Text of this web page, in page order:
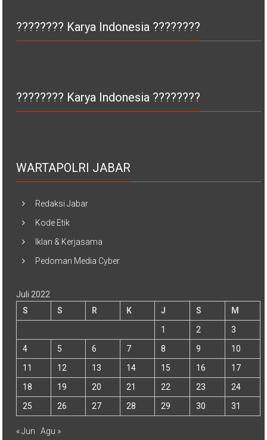
???????? Karya Indonesia ????????
???????? Karya Indonesia ????????
WARTAPOLRI JABAR
Redaksi Jabar
Kode Etik
Iklan & Kerjasama
Pedoman Media Cyber
Juli 2022
S
S R K J S
M
1
2
3
4
5 6 7 8 9
10
11
12 13 14 15 16
17
18
19 20 21 22 23
24
25
26 27 28 29 30 31
« Jun Agu »